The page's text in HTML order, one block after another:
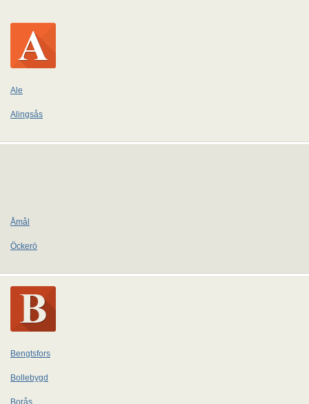
Ale
Alingsås
Åmål
Öckerö
Bengtsfors
Bollebygd
Borås